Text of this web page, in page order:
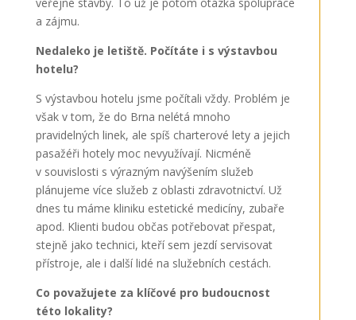
a zájmu.
Nedaleko je letiště. Počítáte i s výstavbou
hotelu?
S výstavbou hotelu jsme počítali vždy. Problém je
však v tom, že do Brna nelétá mnoho
pravidelných linek, ale spíš charterové lety a jejich
pasažéři hotely moc nevyužívají. Nicméně
v souvislosti s výrazným navýšením služeb
plánujeme více služeb z oblasti zdravotnictví. Už
dnes tu máme kliniku estetické medicíny, zubaře
apod. Klienti budou občas potřebovat přespat,
stejně jako technici, kteří sem jezdí servisovat
přístroje, ale i další lidé na služebních cestách.
Co považujete za klíčové pro budoucnost
této lokality?